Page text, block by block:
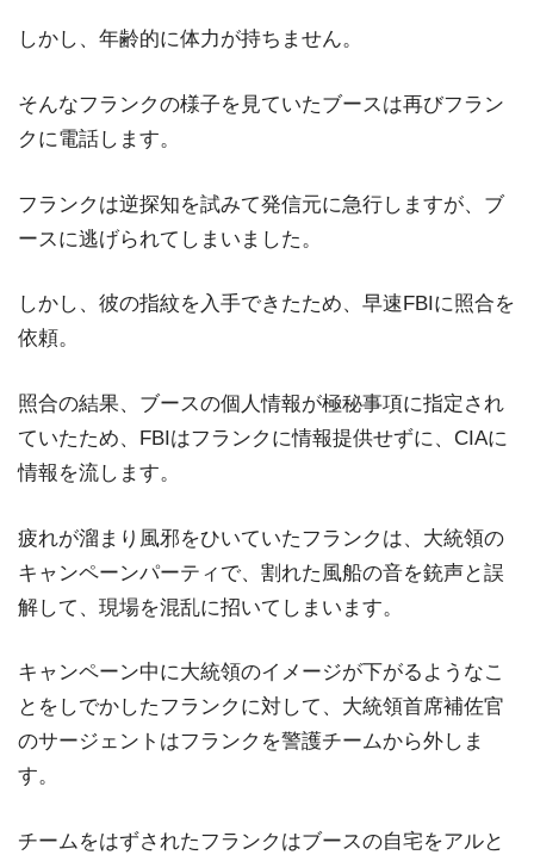
しかし、年齢的に体力が持ちません。
そんなフランクの様子を見ていたブースは再びフラン
クに電話します。
フランクは逆探知を試みて発信元に急行しますが、ブ
ースに逃げられてしまいました。
しかし、彼の指紋を入手できたため、早速FBIに照合を
依頼。
照合の結果、ブースの個人情報が極秘事項に指定され
ていたため、FBIはフランクに情報提供せずに、CIAに
情報を流します。
疲れが溜まり風邪をひいていたフランクは、大統領の
キャンペーンパーティで、割れた風船の音を銃声と誤
解して、現場を混乱に招いてしまいます。
キャンペーン中に大統領のイメージが下がるようなこ
とをしでかしたフランクに対して、大統領首席補佐官
のサージェントはフランクを警護チームから外しま
す。
チームをはずされたフランクはブースの自宅をアルと